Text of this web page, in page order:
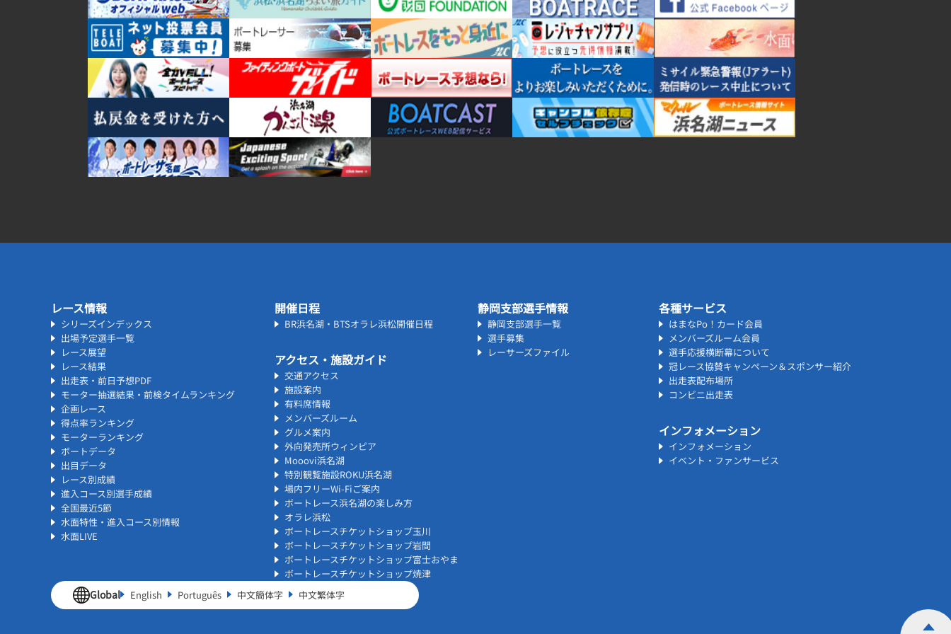
レース情報
シリーズインデックス
出場予定選手一覧
レース展望
レース結果
出走表・前日予想PDF
モーター抽選結果・前検タイムランキング
企画レース
得点率ランキング
モーターランキング
ボートデータ
出目データ
レース別成績
進入コース別選手成績
全国最近5節
水面特性・進入コース別情報
水面LIVE
開催日程
BR浜名湖・BTSオラレ浜松開催日程
アクセス・施設ガイド
交通アクセス
施設案内
有料席情報
メンバーズルーム
グルメ案内
外向発売所ウィンピア
Mooovi浜名湖
特別観覧施設ROKU浜名湖
場内フリーWi-Fiご案内
ボートレース浜名湖の楽しみ方
オラレ浜松
ボートレースチケットショップ玉川
ボートレースチケットショップ岩間
ボートレースチケットショップ富士おやま
ボートレースチケットショップ焼津
静岡支部選手情報
静岡支部選手一覧
選手募集
レーサーズファイル
各種サービス
はまなPo！カード会員
メンバーズルーム会員
選手応援横断幕について
冠レース協賛キャンペーン＆スポンサー紹介
出走表配布場所
コンビニ出走表
インフォメーション
インフォメーション
イベント・ファンサービス
Global English Português 中文簡体字 中文繁体字